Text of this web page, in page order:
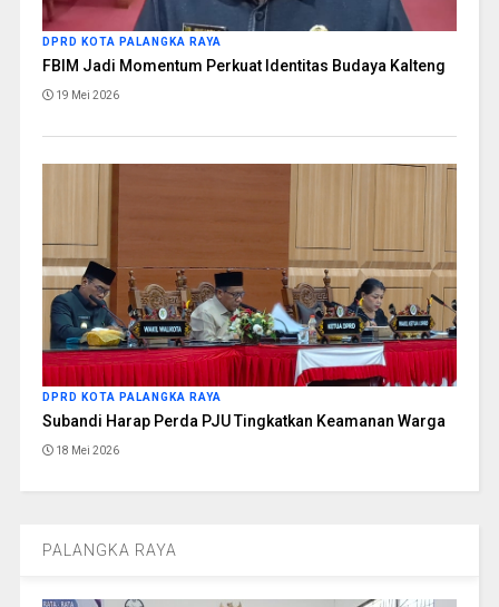
DPRD KOTA PALANGKA RAYA
FBIM Jadi Momentum Perkuat Identitas Budaya Kalteng
19 Mei 2026
DPRD KOTA PALANGKA RAYA
Subandi Harap Perda PJU Tingkatkan Keamanan Warga
18 Mei 2026
PALANGKA RAYA